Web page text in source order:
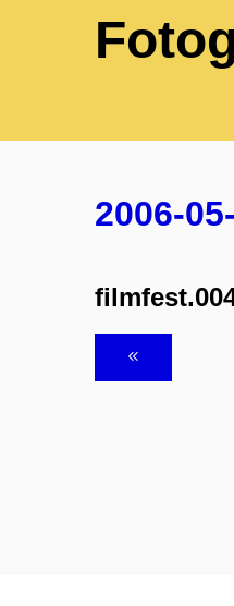
2006-